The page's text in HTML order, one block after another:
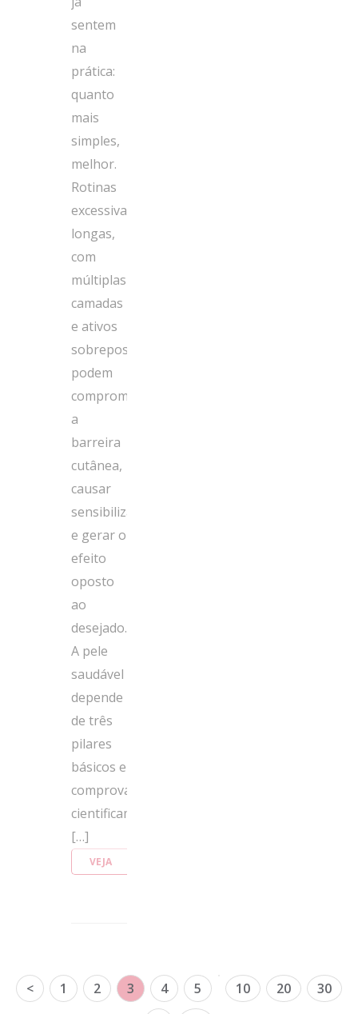
sentem
na
prática:
quanto
mais
simples,
melhor.
Rotinas
excessivamente
longas,
com
múltiplas
camadas
e ativos
sobrepostos,
podem
comprometer
a
barreira
cutânea,
causar
sensibilização
e gerar o
efeito
oposto
ao
desejado.
A pele
saudável
depende
de três
pilares
básicos e
comprovados
cientificamente:
[…]
VEJA
< 1 2 3 4 5 10 20
30